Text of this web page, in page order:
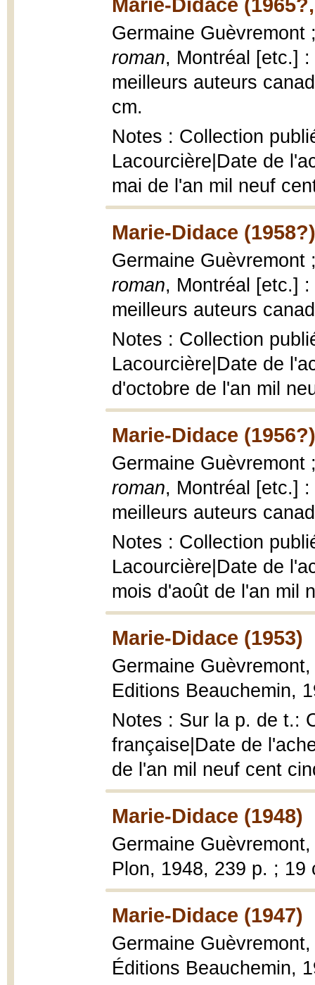
Germaine
roman, Montréal [etc.]
meilleurs auteurs
cm.
Notes : Collection
Lacourcière|Date de
mai de l'an mil neuf
Marie-Didace (1958?)
Germaine
roman, Montréal [etc.]
meilleurs auteurs
Notes : Collection
Lacourcière|Date de
d'octobre de l'an mil
Marie-Didace (1956?)
Germaine
roman, Montréal [etc.]
meilleurs auteurs
Notes : Collection
Lacourcière|Date de
mois d'août de l'an mil
Marie-Didace (1953)
Germaine
Editions Beauchemin,
Notes : Sur la p. de t.:
française|Date de
de l'an mil neuf cent
Marie-Didace (1948)
Germaine
Plon, 1948, 239 p. ; 19
Marie-Didace (1947)
Germaine
Éditions Beauchemin,